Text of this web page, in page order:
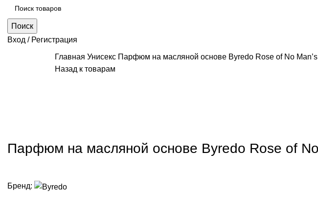
Поиск
Вход / Регистрация
Главная Унисекс Парфюм на масляной основе Byredo Rose of No
Назад к товарам
Парфюм на масляной основе Byredo Rose of No
Бренд: